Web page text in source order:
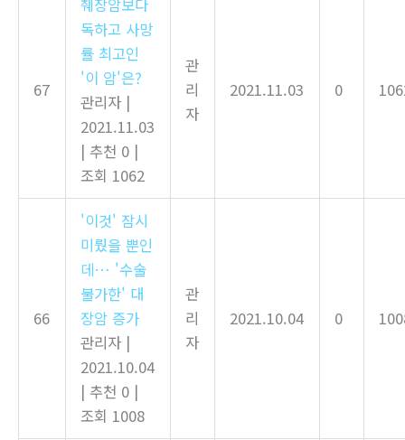
67
췌장암보다
독하고 사망
률 최고인
'이 암'은?
관리자 |
2021.11.03
| 추천 0 |
조회 1062
관
리
자
2021.11.03 0
66
'이것' 잠시
미뤘을 뿐인
데… '수술
불가한' 대
장암 증가
관리자 |
2021.10.04
| 추천 0 |
조회 1008
관
리
자
2021.10.04 0